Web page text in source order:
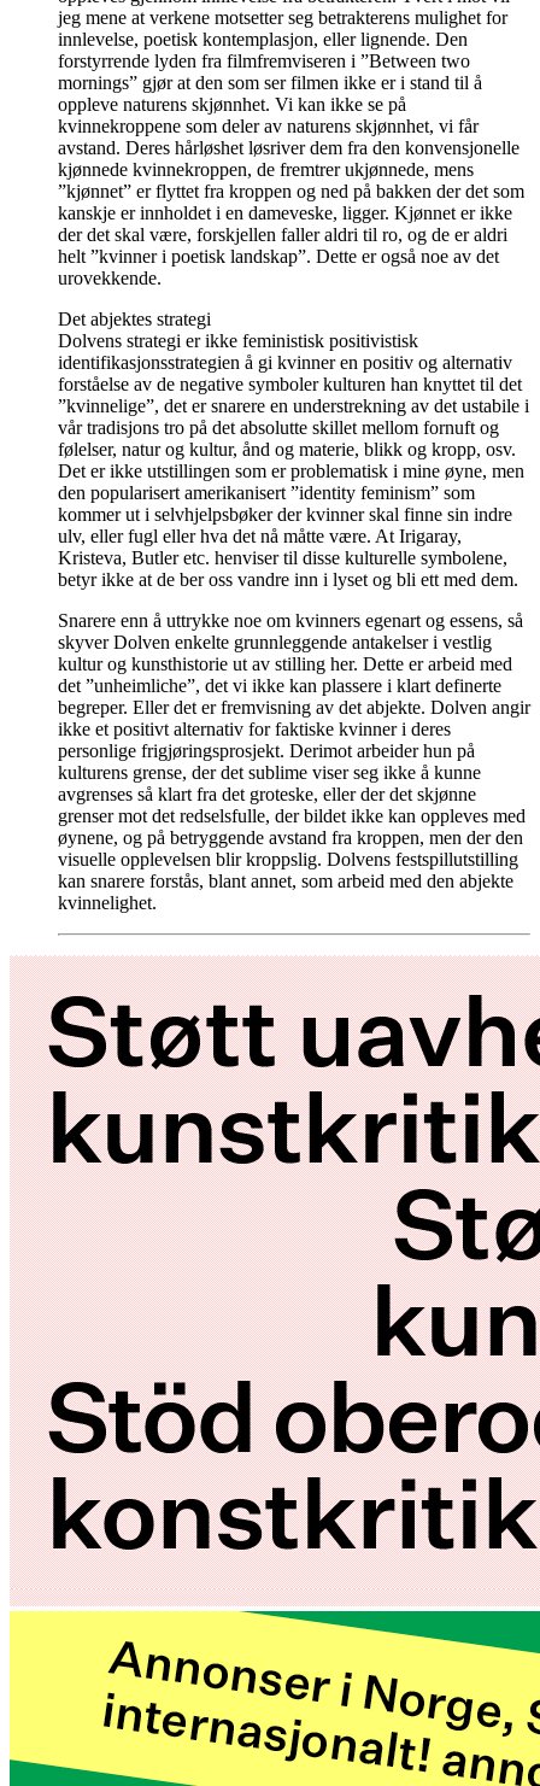
jeg mene at verkene motsetter seg betrakterens mulighet for
innlevelse, poetisk kontemplasjon, eller lignende. Den
forstyrrende lyden fra filmfremviseren i ”Between two
mornings” gjør at den som ser filmen ikke er i stand til å
oppleve naturens skjønnhet. Vi kan ikke se på
kvinnekroppene som deler av naturens skjønnhet, vi får
avstand. Deres hårløshet løsriver dem fra den konvensjonelle
kjønnede kvinnekroppen, de fremtrer ukjønnede, mens
”kjønnet” er flyttet fra kroppen og ned på bakken der det som
kanskje er innholdet i en dameveske, ligger. Kjønnet er ikke
der det skal være, forskjellen faller aldri til ro, og de er aldri
helt ”kvinner i poetisk landskap”. Dette er også noe av det
urovekkende.
Det abjektes strategi
Dolvens strategi er ikke feministisk positivistisk
identifikasjonsstrategien å gi kvinner en positiv og alternativ
forståelse av de negative symboler kulturen han knyttet til det
”kvinnelige”, det er snarere en understrekning av det ustabile i
vår tradisjons tro på det absolutte skillet mellom fornuft og
følelser, natur og kultur, ånd og materie, blikk og kropp, osv.
Det er ikke utstillingen som er problematisk i mine øyne, men
den popularisert amerikanisert ”identity feminism” som
kommer ut i selvhjelpsbøker der kvinner skal finne sin indre
ulv, eller fugl eller hva det nå måtte være. At Irigaray,
Kristeva, Butler etc. henviser til disse kulturelle symbolene,
betyr ikke at de ber oss vandre inn i lyset og bli ett med dem.
Snarere enn å uttrykke noe om kvinners egenart og essens, så
skyver Dolven enkelte grunnleggende antakelser i vestlig
kultur og kunsthistorie ut av stilling her. Dette er arbeid med
det ”unheimliche”, det vi ikke kan plassere i klart definerte
begreper. Eller det er fremvisning av det abjekte. Dolven angir
ikke et positivt alternativ for faktiske kvinner i deres
personlige frigjøringsprosjekt. Derimot arbeider hun på
kulturens grense, der det sublime viser seg ikke å kunne
avgrenses så klart fra det groteske, eller der det skjønne
grenser mot det redselsfulle, der bildet ikke kan oppleves med
øynene, og på betryggende avstand fra kroppen, men der den
visuelle opplevelsen blir kroppslig. Dolvens festspillutstilling
kan snarere forstås, blant annet, som arbeid med den abjekte
kvinnelighet.